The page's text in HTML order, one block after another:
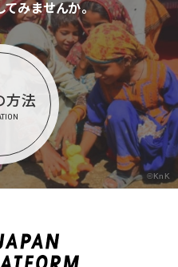
みませんか。
方法
©KnK